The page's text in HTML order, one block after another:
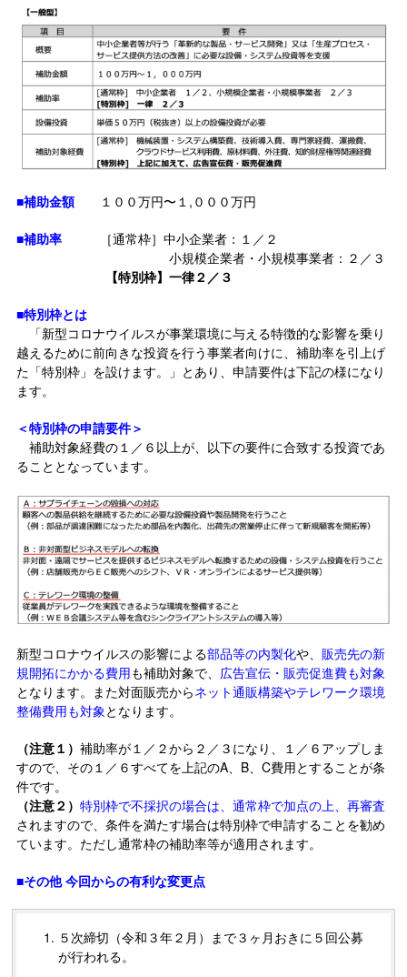
■補助金額１００万円〜１,０００万円
■補助率
［通常枠］中小企業者：１／２
小規模企業者・小規模事業者：２／３
【特別枠】一律２／３
■特別枠とは
「新型コロナウイルスが事業環境に与える特徴的な影響を乗り
越えるために前向きな投資を行う事業者向けに、補助率を引上げ
た「特別枠」を設けます。」とあり、申請要件は下記の様になり
ます。
＜特別枠の申請要件＞
補助対象経費の１／６以上が、以下の要件に合致する投資であ
ることとなっています。
新型コロナウイルスの影響による部品等の内製化や、販売先の新
規開拓にかかる費用も補助対象で、 広告宣伝・販売促進費も対象
となります。また対面販売からネット通販構築やテレワーク環境
整備費用も対象となります。
（注意１）補助率が１／２から２／３になり、１／６アップしま
すので、その１／６すべてを上記のA、B、C費用とすることが条
件です。
（注意２）特別枠で不採択の場合は、通常枠で加点の上、再審査
されますので、条件を満たす場合は特別枠で申請することを勧め
ています。ただし通常枠の補助率等が適用されます。
■その他 今回からの有利な変更点
５次締切（令和３年２月）まで３ヶ月おきに５回公募
が行われる。